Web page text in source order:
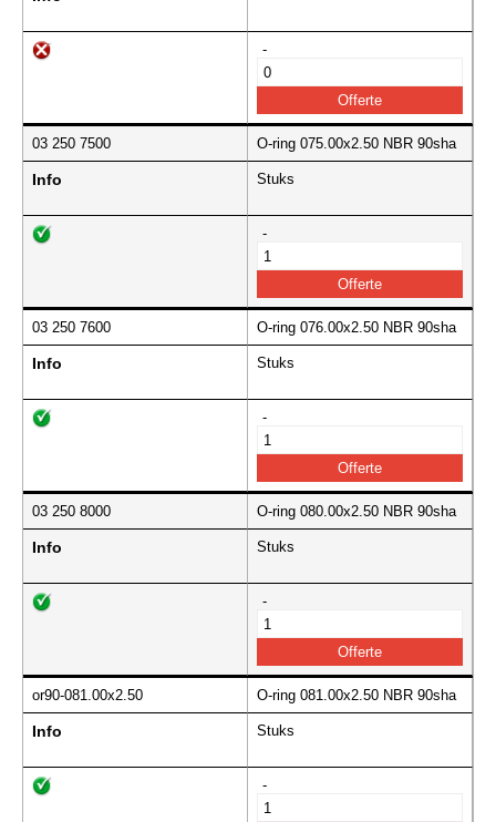
-
03 250 7500 O-ring 075.00x2.50 NBR 90sha
Info Stuks
-
03 250 7600 O-ring 076.00x2.50 NBR 90sha
Info Stuks
-
03 250 8000 O-ring 080.00x2.50 NBR 90sha
Info Stuks
-
or90-081.00x2.50 O-ring 081.00x2.50 NBR 90sha
Info Stuks
-